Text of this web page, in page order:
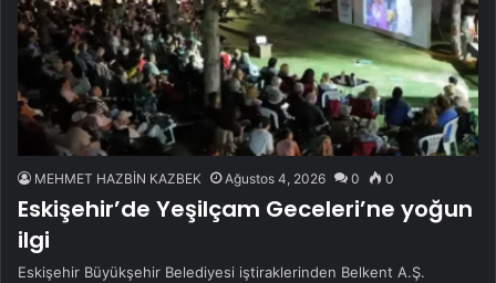
MEHMET HAZBİN KAZBEK Ağustos 4, 2026 0 0
Eskişehir’de Yeşilçam Geceleri’ne yoğun
ilgi
Eskişehir Büyükşehir Belediyesi iştiraklerinden Belkent A.Ş.